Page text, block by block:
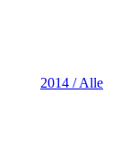
2014 / Alle